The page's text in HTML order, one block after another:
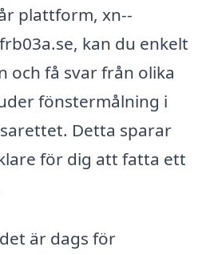
plattform, xn--
kan du enkelt
och få svar från olika
fönstermålning i
Detta sparar
för dig att fatta ett
är dags för